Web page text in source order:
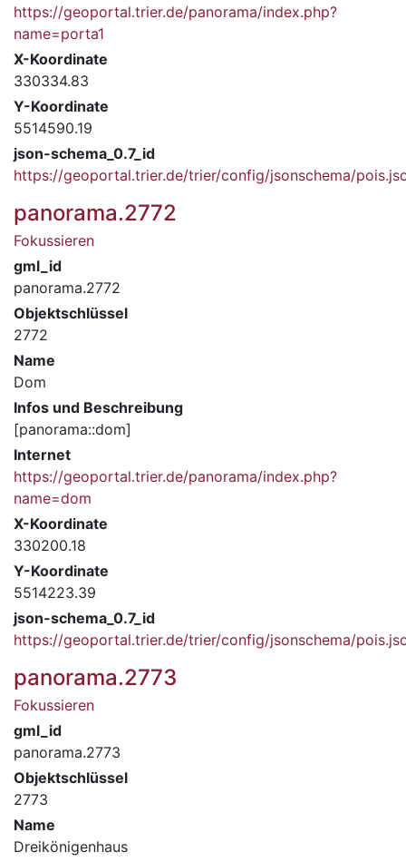
https://geoportal.trier.de/panorama/index.php?
name=porta1
X-Koordinate
330334.83
Y-Koordinate
5514590.19
json-schema_0.7_id
https://geoportal.trier.de/trier/config/jsonschema/
panorama.2772
Fokussieren
gml_id
panorama.2772
Objektschlüssel
2772
Name
Dom
Infos und Beschreibung
[panorama::dom]
Internet
https://geoportal.trier.de/panorama/index.php?
name=dom
X-Koordinate
330200.18
Y-Koordinate
5514223.39
json-schema_0.7_id
https://geoportal.trier.de/trier/config/jsonschema/
panorama.2773
Fokussieren
gml_id
panorama.2773
Objektschlüssel
2773
Name
Dreikönigenhaus